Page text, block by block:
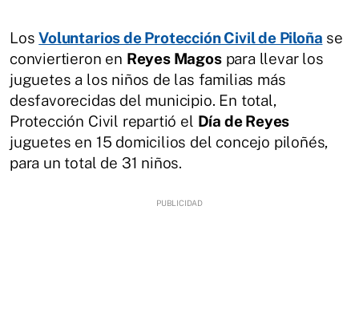
LosVoluntarios de Protección Civil de Piloña se
conviertieron en Reyes Magospara llevar los
juguetes a los niños de las familias más
desfavorecidas del municipio. En total,
Protección Civil repartió el Día de Reyes
juguetes en 15 domicilios del concejo piloñés,
para un total de 31 niños.